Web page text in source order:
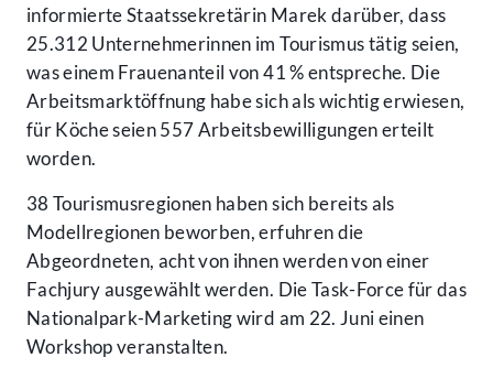
informierte Staatssekretärin Marek darüber, dass
25.312 Unternehmerinnen im Tourismus tätig seien,
was einem Frauenanteil von 41 % entspreche. Die
Arbeitsmarktöffnung habe sich als wichtig erwiesen,
für Köche seien 557 Arbeitsbewilligungen erteilt
worden.
38 Tourismusregionen haben sich bereits als
Modellregionen beworben, erfuhren die
Abgeordneten, acht von ihnen werden von einer
Fachjury ausgewählt werden. Die Task-Force für das
Nationalpark-Marketing wird am 22. Juni einen
Workshop veranstalten.